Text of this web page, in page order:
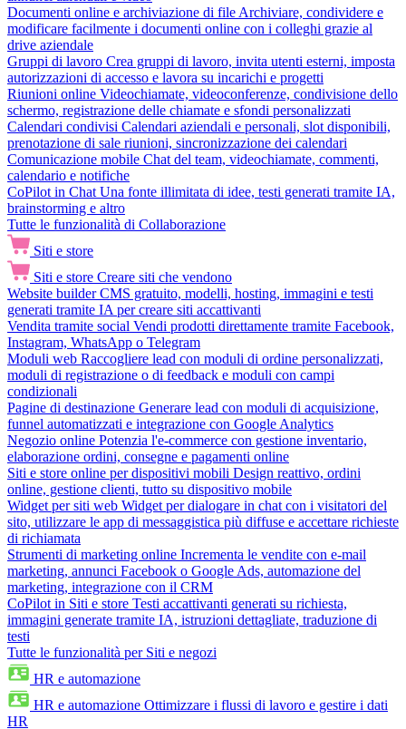
Documenti online e archiviazione di file Archiviare, condividere e
modificare facilmente i documenti online con i colleghi grazie al
drive aziendale
Gruppi di lavoro Crea gruppi di lavoro, invita utenti esterni, imposta
autorizzazioni di accesso e lavora su incarichi e progetti
Riunioni online Videochiamate, videoconferenze, condivisione dello
schermo, registrazione delle chiamate e sfondi personalizzati
Calendari condivisi Calendari aziendali e personali, slot disponibili,
prenotazione di sale riunioni, sincronizzazione dei calendari
Comunicazione mobile Chat del team, videochiamate, commenti,
calendario e notifiche
CoPilot in Chat Una fonte illimitata di idee, testi generati tramite IA,
brainstorming e altro
Tutte le funzionalità di Collaborazione
Siti e store
Siti e store Creare siti che vendono
Website builder CMS gratuito, modelli, hosting, immagini e testi
generati tramite IA per creare siti accattivanti
Vendita tramite social Vendi prodotti direttamente tramite Facebook,
Instagram, WhatsApp o Telegram
Moduli web Raccogliere lead con moduli di ordine personalizzati,
moduli di registrazione o di feedback e moduli con campi
condizionali
Pagine di destinazione Generare lead con moduli di acquisizione,
funnel automatizzati e integrazione con Google Analytics
Negozio online Potenzia l'e-commerce con gestione inventario,
elaborazione ordini, consegne e pagamenti online
Siti e store online per dispositivi mobili Design reattivo, ordini
online, gestione clienti, tutto su dispositivo mobile
Widget per siti web Widget per dialogare in chat con i visitatori del
sito, utilizzare le app di messaggistica più diffuse e accettare richieste
di richiamata
Strumenti di marketing online Incrementa le vendite con e-mail
marketing, annunci Facebook o Google Ads, automazione del
marketing, integrazione con il CRM
CoPilot in Siti e store Testi accattivanti generati su richiesta,
immagini generate tramite IA, istruzioni dettagliate, traduzione di
testi
Tutte le funzionalità per Siti e negozi
HR e automazione
HR e automazione Ottimizzare i flussi di lavoro e gestire i dati
HR